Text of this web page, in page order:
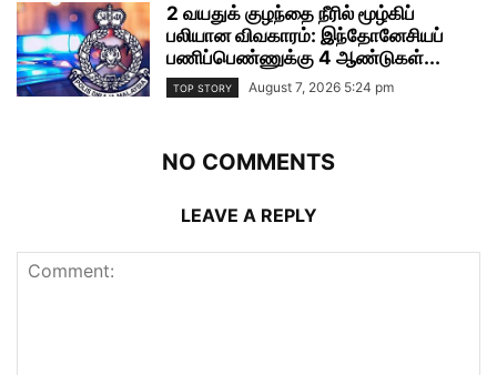
2 வயதுக் குழந்தை நீரில் மூழ்கிப்
பலியான விவகாரம்: இந்தோனேசியப்
பணிப்பெண்ணுக்கு 4 ஆண்டுகள்...
TOP STORY August 7, 2026 5:24 pm
NO COMMENTS
LEAVE A REPLY